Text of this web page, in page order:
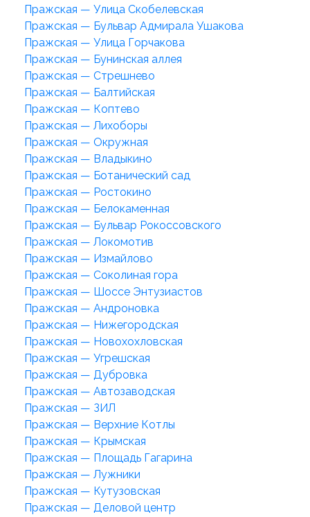
Пражская — Улица Скобелевская
Пражская — Бульвар Адмирала Ушакова
Пражская — Улица Горчакова
Пражская — Бунинская аллея
Пражская — Стрешнево
Пражская — Балтийская
Пражская — Коптево
Пражская — Лихоборы
Пражская — Окружная
Пражская — Владыкино
Пражская — Ботанический сад
Пражская — Ростокино
Пражская — Белокаменная
Пражская — Бульвар Рокоссовского
Пражская — Локомотив
Пражская — Измайлово
Пражская — Соколиная гора
Пражская — Шоссе Энтузиастов
Пражская — Андроновка
Пражская — Нижегородская
Пражская — Новохохловская
Пражская — Угрешская
Пражская — Дубровка
Пражская — Автозаводская
Пражская — ЗИЛ
Пражская — Верхние Котлы
Пражская — Крымская
Пражская — Площадь Гагарина
Пражская — Лужники
Пражская — Кутузовская
Пражская — Деловой центр